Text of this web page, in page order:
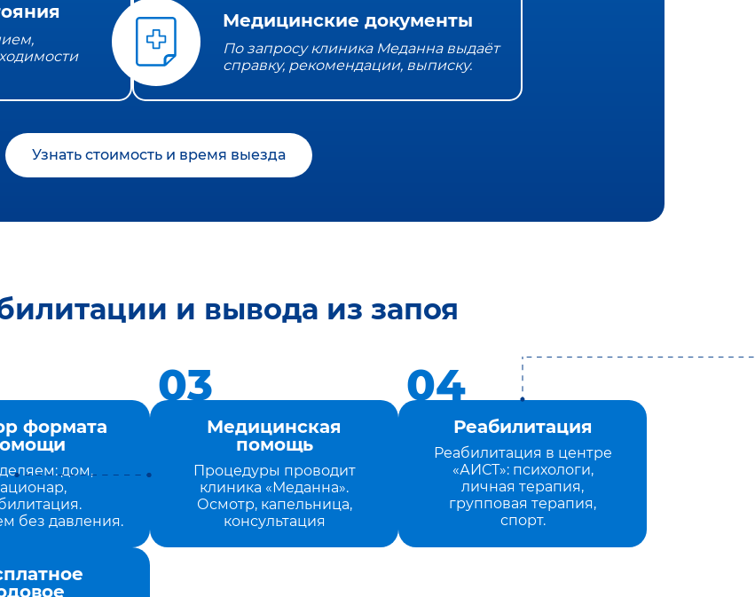
Медицинские документы
По запросу клиника Меданна выдаёт
справку, рекомендации, выписку.
Узнать стоимость и время выезда
и вывода из запоя
формата
дом,
без давления.
Медицинская
помощь
Процедуры проводит
клиника «Меданна».
Осмотр, капельница,
консультация
Реабилитация
Реабилитация в центре
«АИСТ»: психологи,
личная терапия,
групповая терапия,
спорт.